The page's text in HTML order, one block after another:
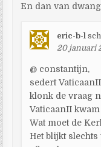
En dan van
eric-b-l
20 januari
@ constantijn,
sedert
klonk de vraag
VaticaanII
Wat moet de
Het blijkt